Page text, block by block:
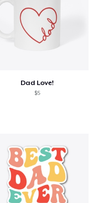
Dad Love!
$5